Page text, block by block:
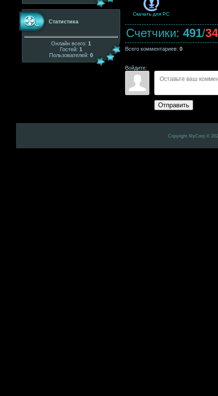
Статистика
Онлайн всего: 1
Гостей: 1
Пользователей: 0
Скачать для PC
Счетчики: 491/
Всего комментариев: 0
Войдите:
Отправить
Copyright MyCorp ©